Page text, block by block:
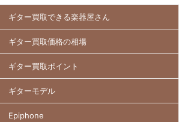
ギター買取できる楽器屋さん
ギター買取価格の相場
ギター買取ポイント
ギターモデル
Epiphone